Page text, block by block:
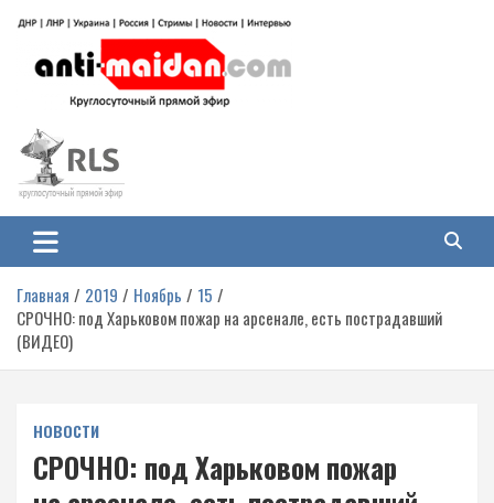
содержимому
Антимайдан: Гражданская война
на Украине
гражданской войне на Украине, включая события в Новороссии, ДНР,
ЛНР и других регионах.
Главная 2019 Ноябрь
15
СРОЧНО: под Харьковом пожар на арсенале, есть пострадавший
(ВИДЕО)
НОВОСТИ
СРОЧНО: под Харьковом пожар